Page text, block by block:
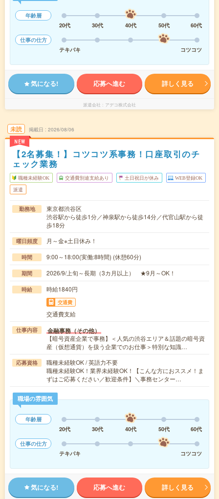
年齢層
20代
30代 40代 50代
60代
仕事の仕方
テキパキ
コツコツ
気になる! 応募へ進む 詳しく見る
派遣会社 アデコ株式会社
未読
NEW
掲載日 2026/08/06
【2名募集！】コツコツ系事務！口座取引のチ
ェック業務
職種未経験OK 交通費別途支給あり 土日祝日が休み WEB登録OK
派遣
勤務地
東京都渋谷区
渋谷駅から徒歩1分／神泉駅から徒歩14分／代官山駅から徒
歩18分
曜日頻度 月～金※土日休み！
時間 9:00～18:00(実働:8時間) (休憩60分)
期間 2026/9/上旬～長期（3カ月以上） ★9月～OK！
時給 時給1840円
交通費
交通費支給
仕事内容 金融事務（その他）
【暗号資産企業で事務】＜人気の渋谷エリア＆話題の暗号資
産（仮想通貨）を扱う企業でのお仕事＞特別な知識…
応募資格
職種未経験OK / 英語力不要
職種未経験OK！業界未経験OK！【こんな方におススメ！ま
ずはご応募ください／歓迎条件】＼事務センター…
職場の雰囲気
年齢層
20代
30代 40代 50代
60代
仕事の仕方
テキパキ
コツコツ
気になる! 応募へ進む 詳しく見る